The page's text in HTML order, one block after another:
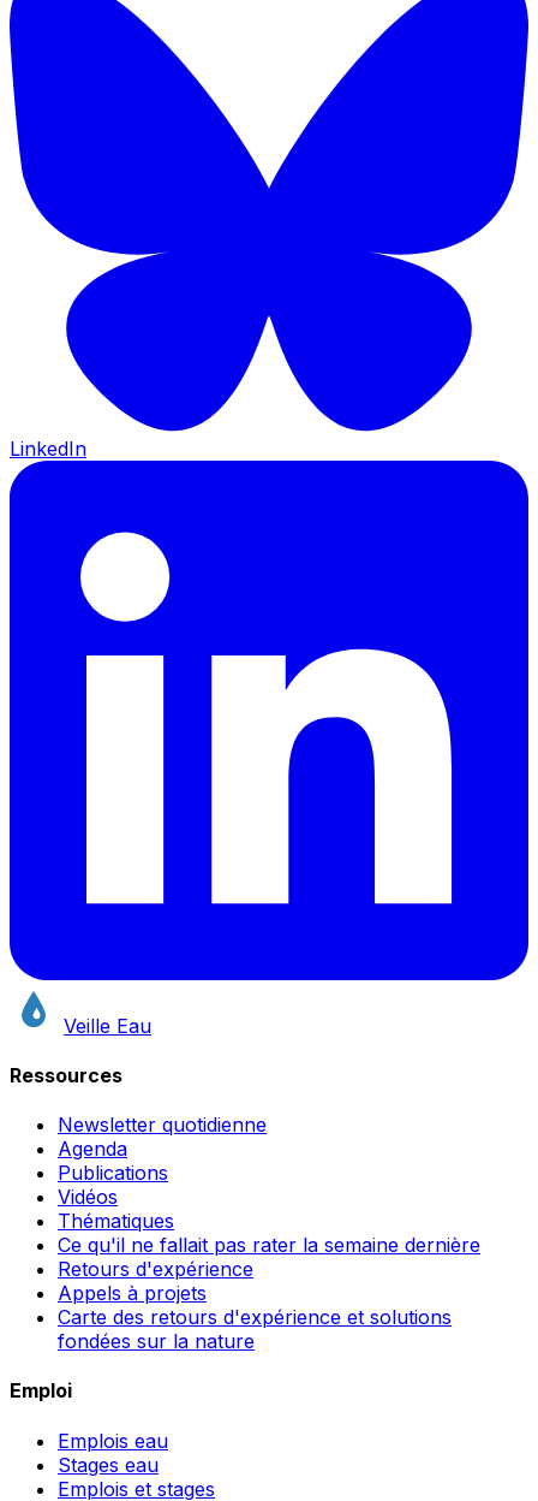
LinkedIn
Veille Eau
Ressources
Newsletter quotidienne
Agenda
Publications
Vidéos
Thématiques
Ce qu'il ne fallait pas rater la semaine dernière
Retours d'expérience
Appels à projets
Carte des retours d'expérience et solutions
fondées sur la nature
Emploi
Emplois eau
Stages eau
Emplois et stages